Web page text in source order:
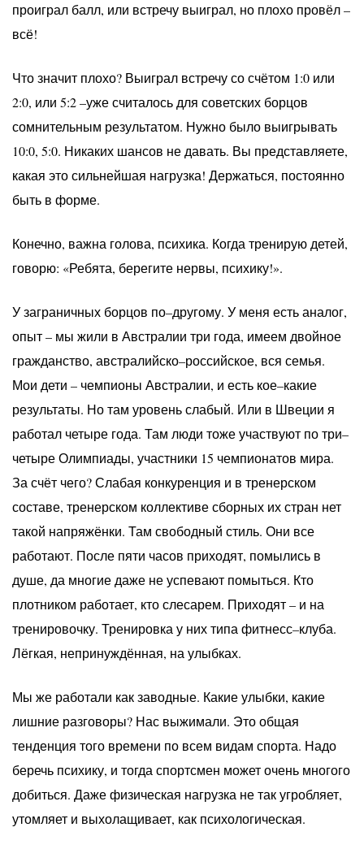
проиграл балл, или встречу выиграл, но плохо провёл –
всё!
Что значит плохо? Выиграл встречу со счётом 1:0 или
2:0, или 5:2 –уже считалось для советских борцов
сомнительным результатом. Нужно было выигрывать
10:0, 5:0. Никаких шансов не давать. Вы представляете,
какая это сильнейшая нагрузка! Держаться, постоянно
быть в форме.
Конечно, важна голова, психика. Когда тренирую детей,
говорю: «Ребята, берегите нервы, психику!».
У заграничных борцов по–другому. У меня есть аналог,
опыт – мы жили в Австралии три года, имеем двойное
гражданство, австралийско–российское, вся семья.
Мои дети – чемпионы Австралии, и есть кое–какие
результаты. Но там уровень слабый. Или в Швеции я
работал четыре года. Там люди тоже участвуют по три–
четыре Олимпиады, участники 15 чемпионатов мира.
За счёт чего? Слабая конкуренция и в тренерском
составе, тренерском коллективе сборных их стран нет
такой напряжёнки. Там свободный стиль. Они все
работают. После пяти часов приходят, помылись в
душе, да многие даже не успевают помыться. Кто
плотником работает, кто слесарем. Приходят – и на
тренировочку. Тренировка у них типа фитнесс–клуба.
Лёгкая, непринуждённая, на улыбках.
Мы же работали как заводные. Какие улыбки, какие
лишние разговоры? Нас выжимали. Это общая
тенденция того времени по всем видам спорта. Надо
беречь психику, и тогда спортсмен может очень многого
добиться. Даже физическая нагрузка не так угробляет,
утомляет и выхолащивает, как психологическая.